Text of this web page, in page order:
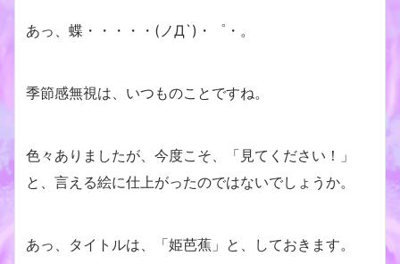
あっ、蝶・・・・・(ノД`)・゜・。
季節感無視は、いつものことですね。
色々ありましたが、今度こそ、「見てください！」
と、言える絵に仕上がったのではないでしょうか。
あっ、タイトルは、「姫芭蕉」と、しておきます。